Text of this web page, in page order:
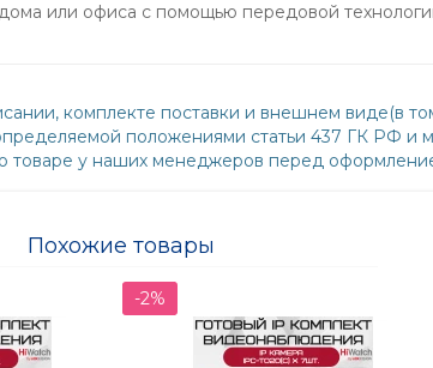
или офиса с помощью передовой
комплекте поставки и внешнем виде(в
положениями статьи 437 ГК РФ и
товаре у наших менеджеров перед
Похожие товары
-2%